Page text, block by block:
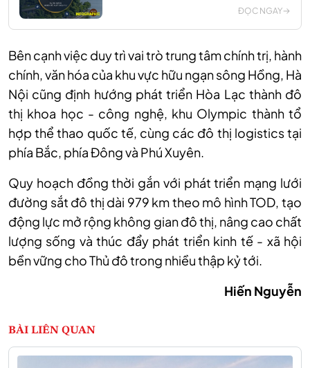
ĐỌC NGAY
Bên cạnh việc duy trì vai trò trung tâm chính trị, hành
chính, văn hóa của khu vực hữu ngạn sông Hồng, Hà
Nội cũng định hướng phát triển Hòa Lạc thành đô
thị khoa học - công nghệ, khu Olympic thành tổ
hợp thể thao quốc tế, cùng các đô thị logistics tại
phía Bắc, phía Đông và Phú Xuyên.
Quy hoạch đồng thời gắn với phát triển mạng lưới
đường sắt đô thị dài 979 km theo mô hình TOD, tạo
động lực mở rộng không gian đô thị, nâng cao chất
lượng sống và thúc đẩy phát triển kinh tế - xã hội
bền vững cho Thủ đô trong nhiều thập kỷ tới.
Hiến Nguyễn
BÀI LIÊN QUAN